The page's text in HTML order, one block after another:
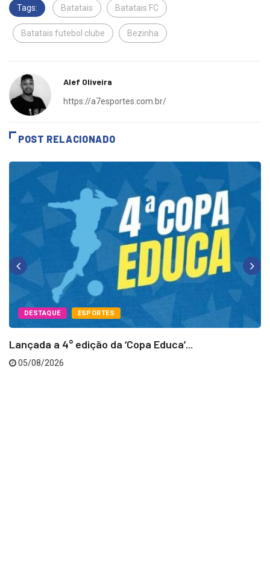
Tags: Batatais Batatais FC
Batatais futebol clube Bezinha
Alef Oliveira
https://a7esportes.com.br/
POST RELACIONADO
DESTAQUE ESPORTES
Lançada a 4° edição da ‘Copa Educa’...
05/08/2026